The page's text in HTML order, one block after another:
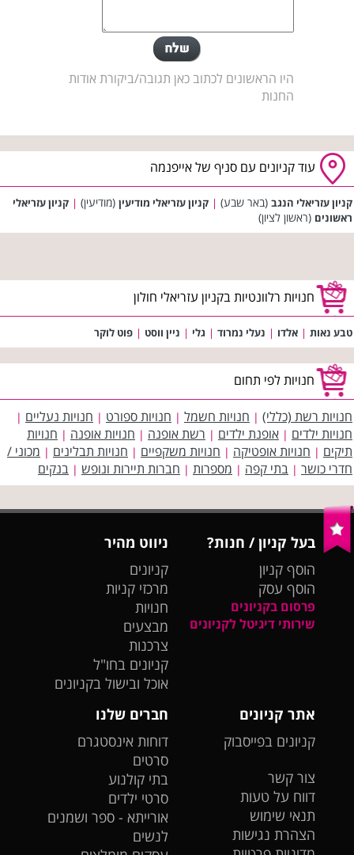
היו הראשונים לכתוב כאן תגובה/ביקורת אודות
החנות
עוד קניונים עם סניף של אייפנמה
קניון עזריאלי הנגב (באר שבע) | קניון עזריאלי מודיעין (מודיעין) | קניון עזריאלי
ראשונים (ראשון לציון)
חנויות רלוונטיות בקניון עזריאלי חולון
טבע נאות | אלדו | נעלי נמרוד | גלי | ניין ווסט | פוט לוקר
חנויות לפי תחום
חנויות רשת (כללי) | חנויות חשמל | חנויות ספורט | חנויות נעליים |
חנויות ילדים | אופנת ילדים | רשת אופנה | חנויות אופנה | חנויות
תיקים | חנויות אופטיקה | חנויות משקפיים | חנויות תבלינים | מכוני /
חדרי כושר | בתי קפה | מספרות | חברות תיירות ונופש | בנקים
בעל קניון / חנות?
הוסף קניון
הוסף עסק
פרסום בקניונים
שירותי דיגיטל לקניונים
ניווט מהיר
קניונים
מרכזי קניות
חנויות
מבצעים
צרכנות
קניונים בחו"ל
אוכל ובישול בקניונים
אתר קניונים
קניונים בפייסבוק
צור קשר
דווח על טעות
תנאי שימוש
הצהרת נגישות
חברים שלנו
דוחות אינסטגרם
סרטים
בתי קולנוע
סרטי ילדים
אורייתא - ספר ושמנים
לנשים